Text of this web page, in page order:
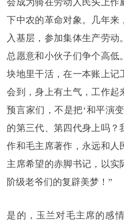
下中农的革命对象。几年来
入基层，参加集体生产劳动
总愿意和小伙子们争个高低
块地里干活，在一本账上记
会到，身上有土气，工作起
预言家们，不是把‘和平演
的第三代、第四代身上吗？
作和毛主席著作，永远和人
主席希望的赤脚书记，以实
阶级老爷们的复辟美梦！”
是的，玉兰对毛主席的感